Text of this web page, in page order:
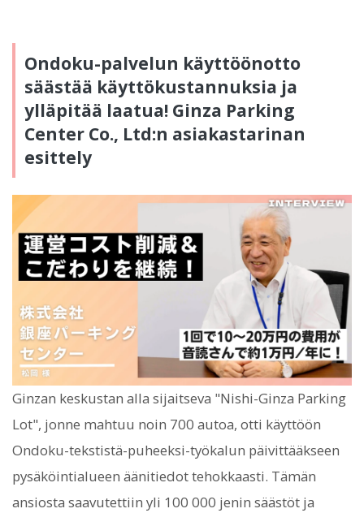
Ondoku-palvelun käyttöönotto
säästää käyttökustannuksia ja
ylläpitää laatua! Ginza Parking
Center Co., Ltd:n asiakastarinan
esittely
Ginzan keskustan alla sijaitseva "Nishi-Ginza Parking
Lot", jonne mahtuu noin 700 autoa, otti käyttöön
Ondoku-tekstistä-puheeksi-työkalun päivittääkseen
pysäköintialueen äänitiedot tehokkaasti. Tämän
ansiosta saavutettiin yli 100 000 jenin säästöt ja